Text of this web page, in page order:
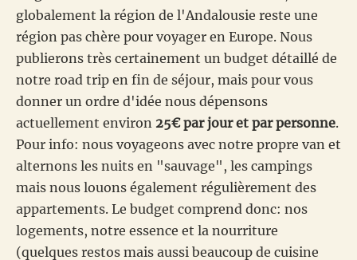
globalement la région de l'Andalousie reste une
région pas chère pour voyager en Europe. Nous
publierons très certainement un budget détaillé de
notre road trip en fin de séjour, mais pour vous
donner un ordre d'idée nous dépensons
actuellement environ 25€ par jour et par personne.
Pour info: nous voyageons avec notre propre van et
alternons les nuits en "sauvage", les campings
mais nous louons également régulièrement des
appartements. Le budget comprend donc: nos
logements, notre essence et la nourriture
(quelques restos mais aussi beaucoup de cuisine